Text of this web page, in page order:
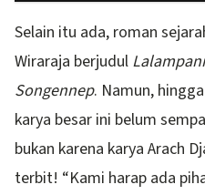
Selain itu ada, roman
Wiraraja berjudul
Songennep. Namun,
karya besar ini belum
bukan karena karya Arach
terbit! “Kami harap ada